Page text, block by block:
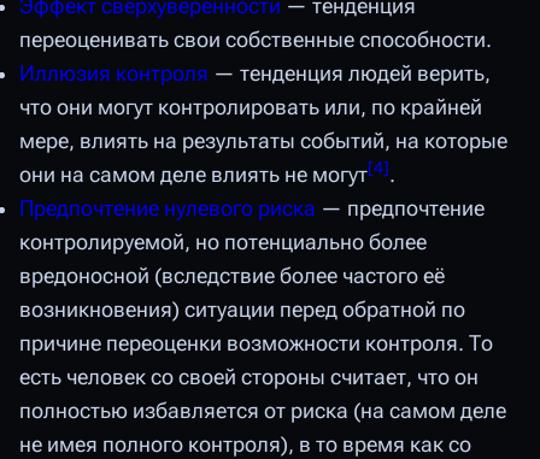
Эффект сверхуверенности — тенденция
переоценивать свои собственные способности.
Иллюзия контроля — тенденция людей верить,
что они могут контролировать или, по крайней
мере, влиять на результаты событий, на которые
они на самом деле влиять не могут[4].
Предпочтение нулевого риска — предпочтение
контролируемой, но потенциально более
вредоносной (вследствие более частого её
возникновения) ситуации перед обратной по
причине переоценки возможности контроля. То
есть человек со своей стороны считает, что он
полностью избавляется от риска (на самом деле
не имея полного контроля), в то время как со